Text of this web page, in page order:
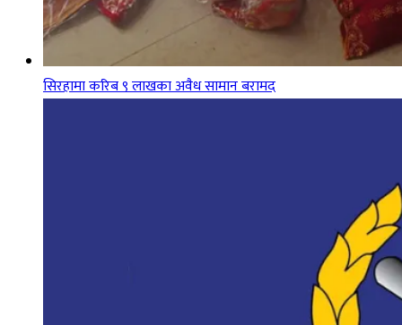
सिरहामा करिब ९ लाखका अवैध सामान बरामद